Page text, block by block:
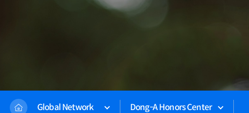
Global Network Dong-A Honors Center